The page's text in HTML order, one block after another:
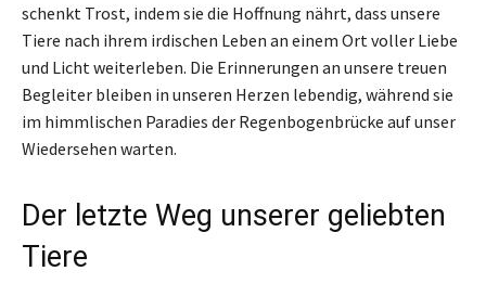
schenkt Trost, indem sie die Hoffnung nährt, dass unsere
Tiere nach ihrem irdischen Leben an einem Ort voller Liebe
und Licht weiterleben. Die Erinnerungen an unsere treuen
Begleiter bleiben in unseren Herzen lebendig, während sie
im himmlischen Paradies der Regenbogenbrücke auf unser
Wiedersehen warten.
Der letzte Weg unserer geliebten
Tiere